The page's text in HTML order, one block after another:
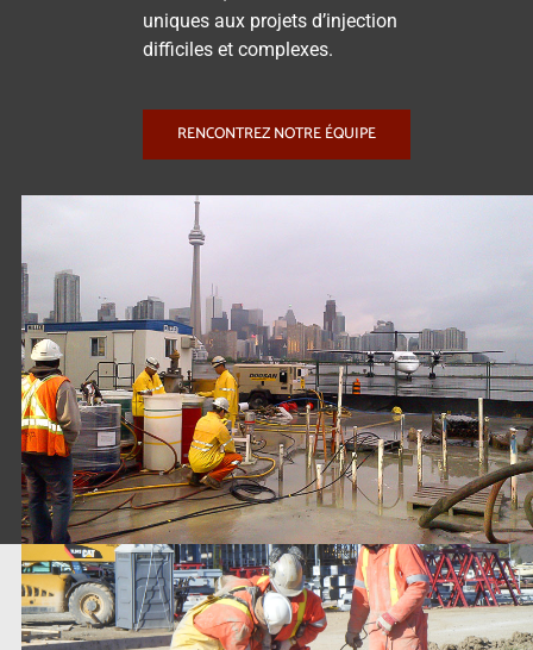
uniques aux projets d’injection
difficiles et complexes.
RENCONTREZ NOTRE ÉQUIPE